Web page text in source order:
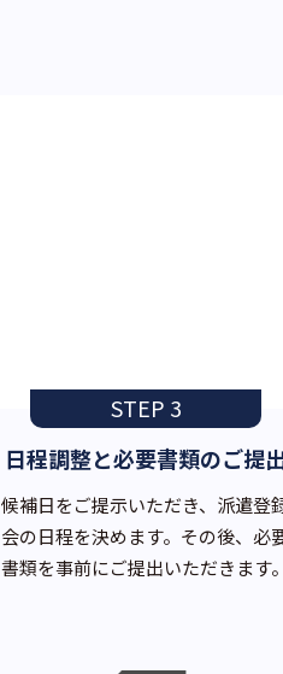
STEP 3
日程調整と必要書類のご提
候補日をご提示いただき、派遣登
会の日程を決めます。その後、必
書類を事前にご提出いただきます。